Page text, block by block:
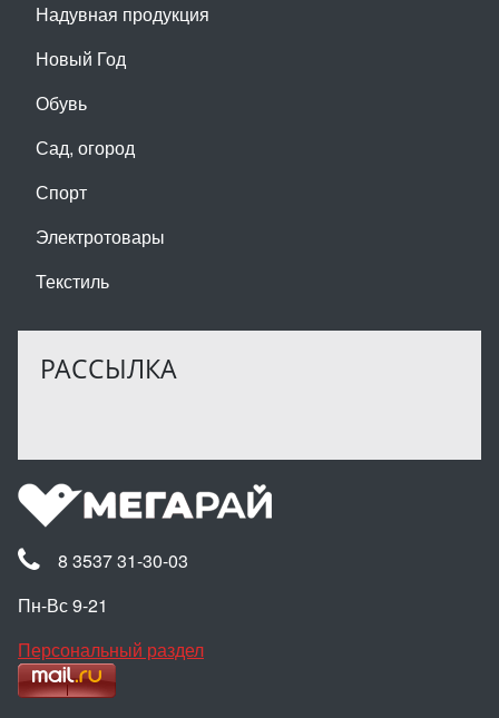
Надувная продукция
Новый Год
Обувь
Сад, огород
Спорт
Электротовары
Текстиль
РАССЫЛКА
8 3537 31-30-03
Пн-Вс 9-21
Персональный раздел